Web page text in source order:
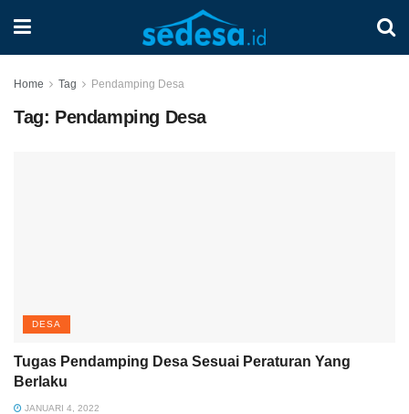
Home Tag Pendamping Desa
Tag: Pendamping Desa
DESA
Tugas Pendamping Desa Sesuai Peraturan Yang
Berlaku
JANUARI 4, 2022